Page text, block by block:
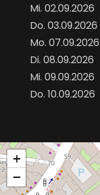
Mi. 02.09.2026
Do. 03.09.2026
Mo. 07.09.2026
Di. 08.09.2026
Mi. 09.09.2026
Do. 10.09.2026
+
−